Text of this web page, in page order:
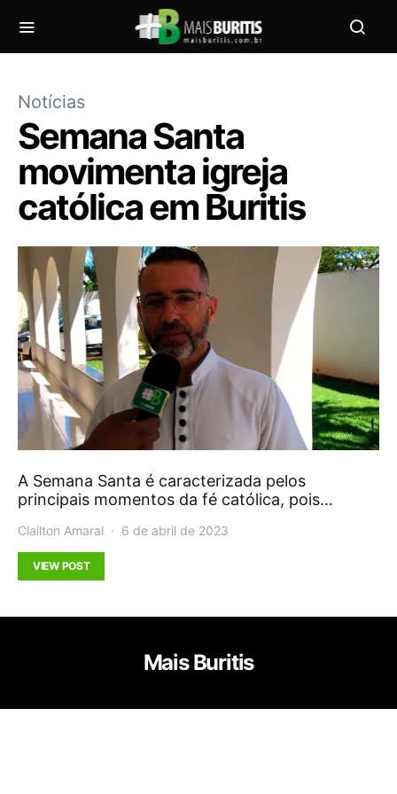
Notícias
Semana Santa
movimenta igreja
católica em Buritis
A Semana Santa é caracterizada pelos
principais momentos da fé católica, pois…
Clailton Amaral 6 de abril de 2023
VIEW POST
Mais Buritis